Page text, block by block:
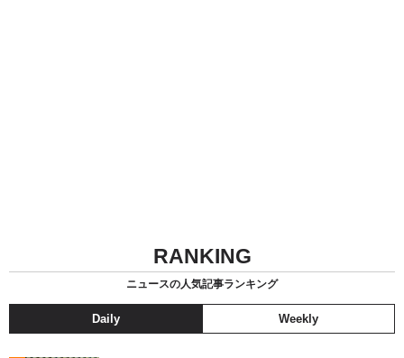
RANKING
ニュースの人気記事ランキング
Daily Weekly